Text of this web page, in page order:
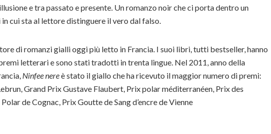
e tra passato e presente. Un romanzo noir che ci porta dentro un
cui sta al lettore distinguere il vero dal falso.
di romanzi gialli oggi più letto in Francia. I suoi libri, tutti bestseller, hanno
letterari e sono stati tradotti in trenta lingue. Nel 2011, anno della
Ninfee nereè stato il giallo che ha ricevuto il maggior numero di premi:
Grand Prix Gustave Flaubert, Prix polar méditerranéen, Prix des
de Cognac, Prix Goutte de Sang d’encre de Vienne